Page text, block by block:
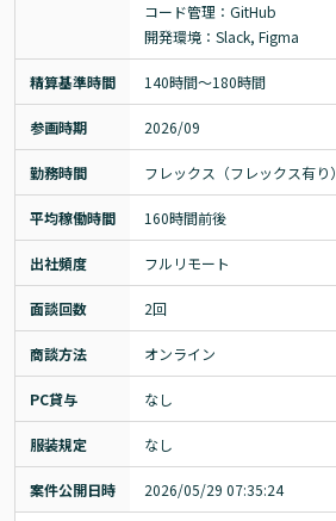
コード管理：GitHub
開発環境：Slack, Figma
精算基準時間 140時間〜180時間
参画時期 2026/09
勤務時間 フレックス（フレックス有り）
平均稼働時間 160時間前後
出社頻度 フルリモート
面談回数 2回
商談方法 オンライン
PC貸与 なし
服装規定 なし
案件公開日時 2026/05/29 07:35:24